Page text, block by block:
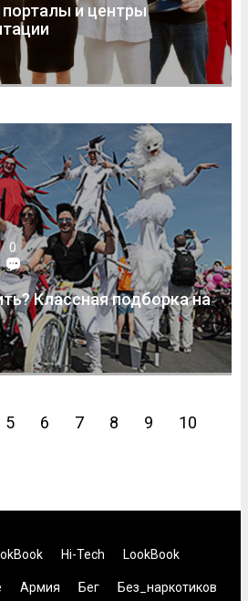
порталы и центры
0
Классная подборка на
5 6 7 8 9
10
Hi-Tech LookBook
Армия Бег Без_наркотиков